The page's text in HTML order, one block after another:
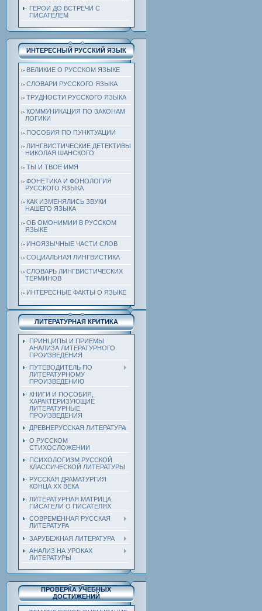
ГЕРОИ ДО ВСТРЕЧИ С
ПИСАТЕЛЕМ
ИНТЕРЕСНЫЙ РУССКИЙ ЯЗЫК
ВЕЛИКИЕ О РУССКОМ ЯЗЫКЕ
СЛОВАРИ РУССКОГО ЯЗЫКА
ТРУДНОСТИ РУССКОГО ЯЗЫКА
КОММУНИКАЦИЯ ПО ЗАКОНАМ
ЛОГИКИ
ПОСОБИЯ ПО ПУНКТУАЦИИ
ЛИНГВИСТИЧЕСКИЕ ДЕТЕКТИВЫ
НИКОЛАЯ ШАНСКОГО
ТЫ И ТВОЕ ИМЯ
ФОНЕТИКА И ФОНОЛОГИЯ
РУССКОГО ЯЗЫКА
КАК ИЗМЕНЯЛИСЬ ЗВУКИ
НАШЕГО ЯЗЫКА
ОБ ОМОНИМИИ В РУССКОМ
ЯЗЫКЕ
ИНОЯЗЫЧНЫЕ ЧАСТИ СЛОВ
СОЦИАЛЬНАЯ ЛИНГВИСТИКА
СЛОВАРЬ ЛИНГВИСТИЧЕСКИХ
ТЕРМИНОВ
ИНТЕРЕСНЫЕ ФАКТЫ О ЯЗЫКЕ
ЛИТЕРАТУРНАЯ КРИТИКА
ПРИНЦИПЫ И ПРИЕМЫ
АНАЛИЗА ЛИТЕРАТУРНОГО
ПРОИЗВЕДЕНИЯ
ПУТЕВОДИТЕЛЬ ПО
ЛИТЕРАТУРНОМУ
ПРОИЗВЕДЕНИЮ
КНИГИ И ПОСОБИЯ,
ХАРАКТЕРИЗУЮЩИЕ
ЛИТЕРАТУРНЫЕ
ПРОИЗВЕДЕНИЯ
ДРЕВНЕРУССКАЯ ЛИТЕРАТУРА
О РУССКОМ
СТИХОСЛОЖЕНИИ
ПСИХОЛОГИЗМ РУССКОЙ
КЛАССИЧЕСКОЙ ЛИТЕРАТУРЫ
РУССКАЯ ДРАМАТУРГИЯ
КОНЦА ХХ ВЕКА
ЛИТЕРАТУРНАЯ МАТРИЦА.
ПИСАТЕЛИ О ПИСАТЕЛЯХ
СОВРЕМЕННАЯ РУССКАЯ
ЛИТЕРАТУРА
ЗАРУБЕЖНАЯ ЛИТЕРАТУРА
АНАЛИЗ НА УРОКАХ
ЛИТЕРАТУРЫ
ПРОВЕРКА УЧЕБНЫХ
ДОСТИЖЕНИЙ